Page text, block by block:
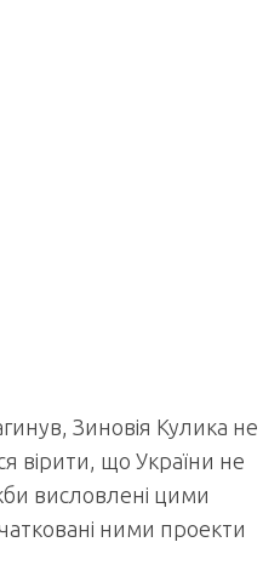
Зиновія Кулика не
вірити, що України не
висловлені цими
ними проекти